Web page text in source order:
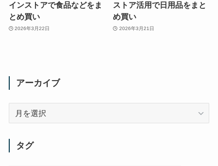
インストアで食品などをま
とめ買い
2026年3月22日
ストア活用で日用品をまと
め買い
2026年3月21日
アーカイブ
タグ